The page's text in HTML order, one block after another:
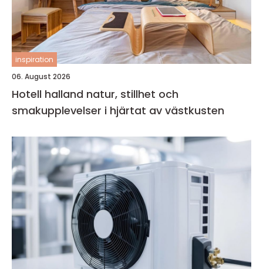
inspiration
06. August 2026
Hotell halland natur, stillhet och
smakupplevelser i hjärtat av västkusten